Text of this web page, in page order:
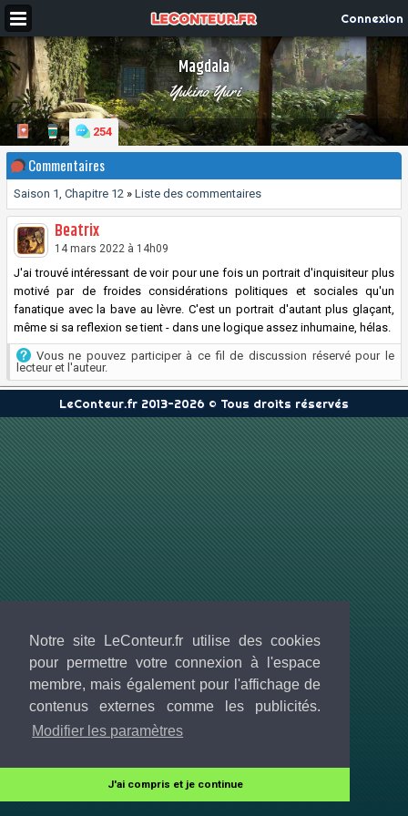
Notre site LeConteur.fr utilise des cookies
pour permettre votre connexion à l'espace
membre, mais également pour l'affichage de
contenus externes comme les publicités.
Modifier les paramètres
J'ai compris et je continue
Connexion
Magdala
Yukino Yuri
254
Commentaires
Saison 1, Chapitre 12 » Liste des commentaires
Beatrix
14 mars 2022 à 14h09
J'ai trouvé intéressant de voir pour une fois un portrait d'inquisiteur plus
motivé par de froides considérations politiques et sociales qu'un
fanatique avec la bave au lèvre. C'est un portrait d'autant plus glaçant,
même si sa reflexion se tient - dans une logique assez inhumaine, hélas.
Vous ne pouvez participer à ce fil de discussion réservé pour le
lecteur et l'auteur.
LeConteur.fr 2013-2026 © Tous droits réservés